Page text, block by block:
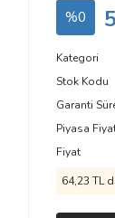
%0
Kategori
Stok Kodu
Garanti
Piyasa
Fiyat
64,23 TL